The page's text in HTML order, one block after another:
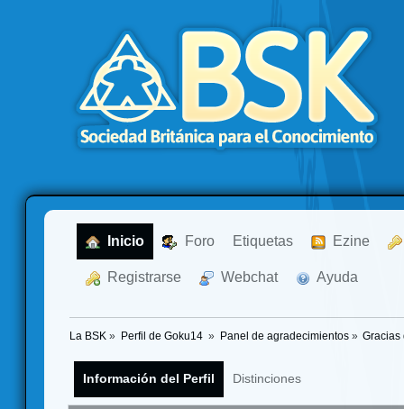
Inicio Foro Etiquetas Ezine
Registrarse Webchat Ayuda
La BSK » Perfil de Goku14 » Panel de agradecimientos» Gracias
Información del Perfil Distinciones